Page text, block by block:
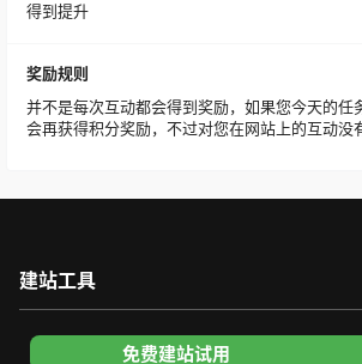
得到提升
奖励规则
并不是每次互动都会得到奖励，如果您今天的任
会再获得积分奖励，不过对您在网站上的互动没
建站工具
免费建站试用